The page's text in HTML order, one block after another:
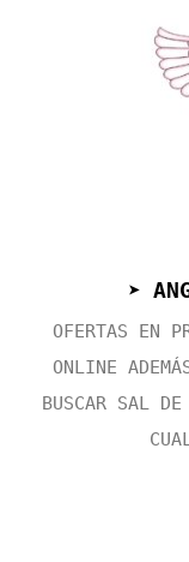
➤
OFERTAS EN
ONLINE
BUSCAR SAL DE